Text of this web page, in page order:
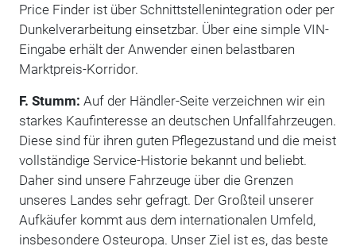
Price Finder ist über Schnittstellenintegration oder per
Dunkelverarbeitung einsetzbar. Über eine simple VIN-
Eingabe erhält der Anwender einen belastbaren
Marktpreis-Korridor.
F. Stumm: Auf der Händler-Seite verzeichnen wir ein
starkes Kaufinteresse an deutschen Unfallfahrzeugen.
Diese sind für ihren guten Pflegezustand und die meist
vollständige Service-Historie bekannt und beliebt.
Daher sind unsere Fahrzeuge über die Grenzen
unseres Landes sehr gefragt. Der Großteil unserer
Aufkäufer kommt aus dem internationalen Umfeld,
insbesondere Osteuropa. Unser Ziel ist es, das beste